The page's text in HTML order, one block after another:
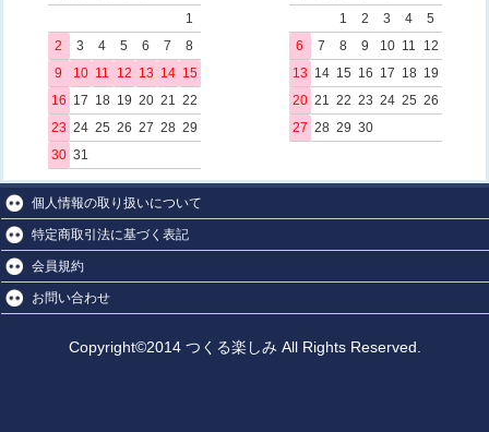
1
2
3 4 5 6 7
8
9
10 11 12 13 14 15
16 17 18 19 20 21
22
23 24 25 26 27 28 29
30 31
1
2 3 4
5
6
7 8 9 10 11
12
13 14 15 16 17 18 19
20 21 22 23 24 25 26
27 28 29 30
個人情報の取り扱いについて
特定商取引法に基づく表記
会員規約
お問い合わせ
Copyright©2014 つくる楽しみ All Rights Reserved.